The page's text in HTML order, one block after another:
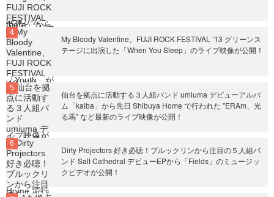
My Bloody Valentine、FUJI ROCK FESTIVAL ’13 グリーンス
テージに出演した「When You Sleep」のライブ映像が公開！
仙台を拠点に活動する３人組バンド umiuma デビューアルバ
ム「kaiba」から先日 Shibuya Home で行われた "ERAm、光
る馬" など最新のライブ映像が公開！
Dirty Projectors 好き必聴！ブルックリンから注目の５人組バ
ンド Salt Cathedral デビューEPから「Fields」のミュージッ
クビデオが公開！